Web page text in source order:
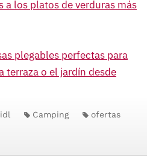
los platos de verduras más
plegables perfectas para
terraza o el jardín desde
Camping ofertas